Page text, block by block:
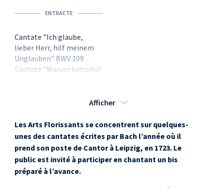
ENTRACTE
Cantate "Ich glaube,
lieber Herr, hilf meinem
Unglauben" BWV 109
Cantate "Warum betrübst
Afficher
Les Arts Florissants se concentrent sur quelques-
unes des cantates écrites par Bach l’année où il
prend son poste de Cantor à Leipzig, en 1723. Le
public est invité à participer en chantant un bis
préparé à l’avance.